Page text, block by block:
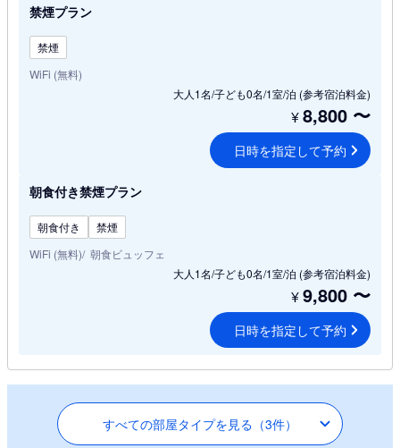
禁煙プラン
禁煙
WiFi (無料)
大人1名/子ども0名/1室/泊 (参考宿泊料金)
¥8,800 〜
日時を指定して予約
朝食付き禁煙プラン
朝食付き
禁煙
WiFi (無料) 朝食ビュッフェ
大人1名/子ども0名/1室/泊 (参考宿泊料金)
¥9,800 〜
日時を指定して予約
すべての部屋タイプを見る（3件）